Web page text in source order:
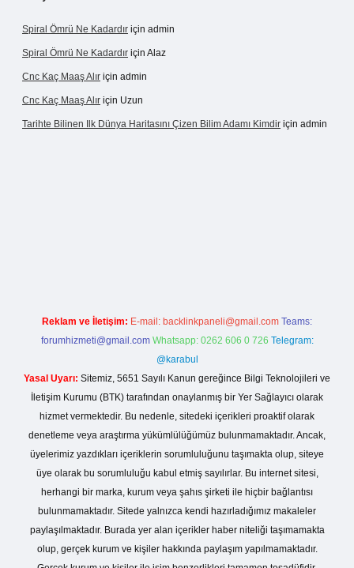
Spiral Ömrü Ne Kadardır için admin
Spiral Ömrü Ne Kadardır için Alaz
Cnc Kaç Maaş Alır için admin
Cnc Kaç Maaş Alır için Uzun
Tarihte Bilinen Ilk Dünya Haritasını Çizen Bilim Adamı Kimdir için admin
Reklam ve İletişim: E-mail: backlinkpaneli@gmail.com Teams:
forumhizmeti@gmail.com Whatsapp: 0262 606 0 726 Telegram:
@karabul
Yasal Uyarı: Sitemiz, 5651 Sayılı Kanun gereğince Bilgi Teknolojileri ve
İletişim Kurumu (BTK) tarafından onaylanmış bir Yer Sağlayıcı olarak
hizmet vermektedir. Bu nedenle, sitedeki içerikleri proaktif olarak
denetleme veya araştırma yükümlülüğümüz bulunmamaktadır. Ancak,
üyelerimiz yazdıkları içeriklerin sorumluluğunu taşımakta olup, siteye
üye olarak bu sorumluluğu kabul etmiş sayılırlar. Bu internet sitesi,
herhangi bir marka, kurum veya şahıs şirketi ile hiçbir bağlantısı
bulunmamaktadır. Sitede yalnızca kendi hazırladığımız makaleler
paylaşılmaktadır. Burada yer alan içerikler haber niteliği taşımamakta
olup, gerçek kurum ve kişiler hakkında paylaşım yapılmamaktadır.